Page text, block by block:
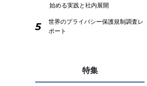
始める実践と社内展開
5
世界のプライバシー保護規制調査レ
ポート
特集